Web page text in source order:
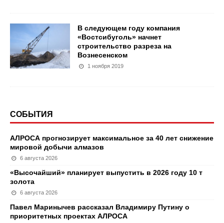
В следующем году компания
«Востсибуголь» начнет
строительство разреза на
Вознесенском
1 ноября 2019
СОБЫТИЯ
АЛРОСА прогнозирует максимальное за 40 лет снижение
мировой добычи алмазов
6 августа 2026
«Высочайший» планирует выпустить в 2026 году 10 т
золота
6 августа 2026
Павел Маринычев рассказал Владимиру Путину о
приоритетных проектах АЛРОСА